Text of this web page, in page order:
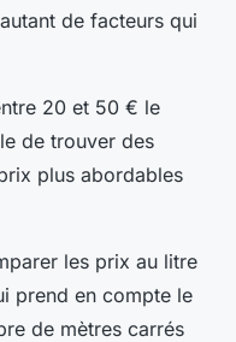
de facteurs qui
20 et 50 € le
de trouver des
plus abordables
les prix au litre
prend en compte le
de mètres carrés